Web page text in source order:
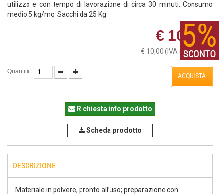
utilizzo e con tempo di lavorazione di circa 30 minuti. Consumo
medio:5 kg/mq. Sacchi da 25 Kg
€ 10,00
€ 10,00 (IVA esclusa)
Quantità:
ACQUISTA
Richiesta info prodotto
Scheda prodotto
DESCRIZIONE
Materiale in polvere, pronto all’uso; preparazione con